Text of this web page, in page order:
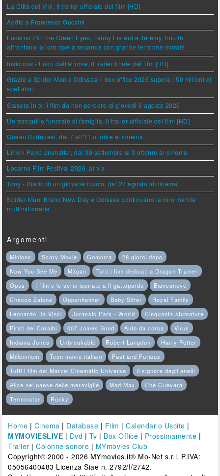
La Città dei Vivi, il trailer ufficiale del film [HD]
Addio a Francesco Guccini
Locarno 79: The Green Eyes, Fanny Liatard e Jérémy Trouilh
affrontano la loro opera seconda con grande tensione morale
Insidious - Fuori dall'altrove, il trailer finale del film [HD]
Grazie a Spider-Man e Odissea il box office 2026 supera i 50 milioni di
spettatori
Stasera in tv: i film da non perdere di giovedì 6 agosto 2026
Un tranquillo funerale di famiglia, il trailer ufficiale del film [HD]
Queen Budapest, dal 7 all'11 ottobre al cinema
Linkin Park: Unshatter, dal 30 settembre al 3 ottobre al cinema
Locarno Film Festival 2026, al via
Tony - Diario di un giovane cuoco, dal 27 agosto al cinema
Spider-Man: Brand New Day e Odissea continuano la loro marcia
multimilionaria
Argomenti
Minions Scary Movie Gomorra
28 giorni dopo
Now You See Me
M3gan
Tutti i film dedicati a Dragon Trainer
Opus
I film e le serie ispirate a Il gattopardo
Biancaneve
Checco Zalone
Oppenheimer Baby Sitter
Royal Family
Leonardo Da Vinci
Jurassic Park - World
Cinquanta sfumature
Pirati dei Caraibi
007 James Bond Auto da corsa
Virus
Indiana Jones
Unbreakable Robert Langdon
Harry Potter
Millennium
Teen movie italiani
Fast and Furious
Tutti i film del Marvel Cinematic Universe
Il signore degli anelli
Alice nel paese delle meraviglie
Mad Max
Che Guevara
Terminator
Rocky
Home | Cinema | Database | Film |Calendario Uscite |
MYMOVIESLIVE | Dvd | Tv | Box Office | Prossimamente |
Trailer |Colonne sonore | MYmovies Club
Copyright© 2000 - 2026 MYmovies.it® Mo-Net s.r.l. P.IVA:
05056400483 Licenza Siae n. 2792/I/2742.